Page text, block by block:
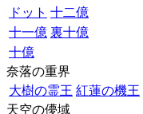
ドット 十二億
十一億 裏十億
十億
奈落の重界
大樹の霊王 紅蓮の機王
天空の儚域